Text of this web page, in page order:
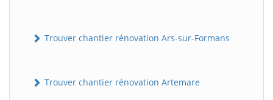
Trouver chantier rénovation Ars-sur-Formans
Trouver chantier rénovation Artemare